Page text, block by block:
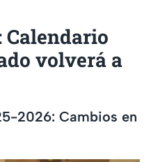
Calendario
volverá a
2026: Cambios en